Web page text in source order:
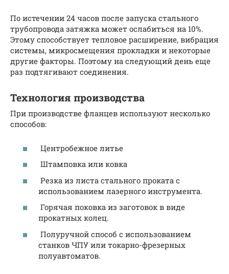
По истечении 24 часов после запуска стального
трубопровода затяжка может ослабиться на 10%.
Этому способствует тепловое расширение, вибрация
системы, микросмещения прокладки и некоторые
другие факторы. Поэтому на следующий день еще
раз подтягивают соединения.
Технология производства
При производстве фланцев используют несколько
способов:
Центробежное литье
Штамповка или ковка
Резка из листа стального проката с
использованием лазерного инструмента.
Горячая поковка из заготовок в виде
прокатных колец.
Полуручной способ с использованием
станков ЧПУ или токарно-фрезерных
полуавтоматов.